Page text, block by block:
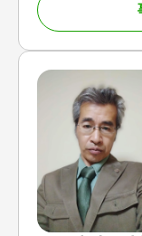
まうこともあ
ハウそのもの
当事務所は、
また、相続手
とも連携しな
様の負担を最
心配な税理士
せていただき
のだろう…」
用すれば、財